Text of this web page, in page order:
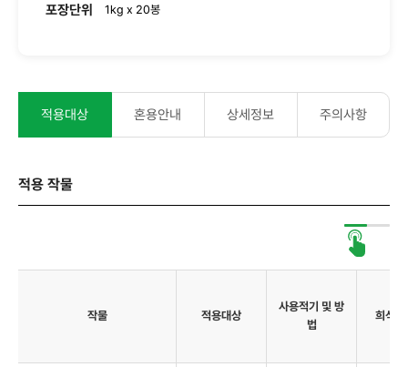
포장단위 1kg x 20봉
적용대상 혼용안내 상세정보 주의사항
적용 작물
작물 적용대상
사용적기 및 방
법
희석배